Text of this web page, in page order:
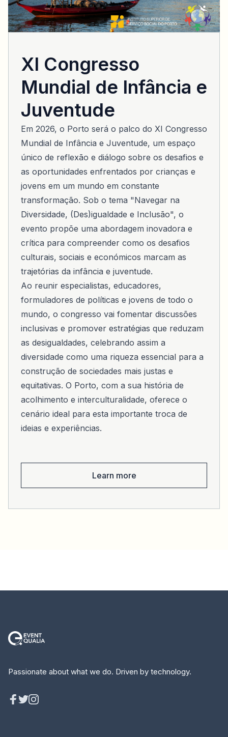
XI Congresso
Mundial de Infância e
Juventude
Em 2026, o Porto será o palco do XI Congresso
Mundial de Infância e Juventude, um espaço
único de reflexão e diálogo sobre os desafios e
as oportunidades enfrentados por crianças e
jovens em um mundo em constante
transformação. Sob o tema "Navegar na
Diversidade, (Des)igualdade e Inclusão", o
evento propõe uma abordagem inovadora e
crítica para compreender como os desafios
culturais, sociais e económicos marcam as
trajetórias da infância e juventude.
Ao reunir especialistas, educadores,
formuladores de políticas e jovens de todo o
mundo, o congresso vai fomentar discussões
inclusivas e promover estratégias que reduzam
as desigualdades, celebrando assim a
diversidade como uma riqueza essencial para a
construção de sociedades mais justas e
equitativas. O Porto, com a sua história de
acolhimento e interculturalidade, oferece o
cenário ideal para esta importante troca de
ideias e experiências.
Learn more
Passionate about what we do. Driven by technology.